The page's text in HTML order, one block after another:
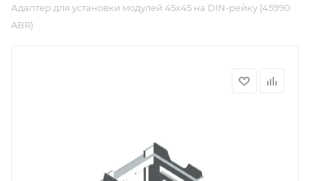
Адаптер для установки модулей 45x45 на DIN-рейку (45990
ABR)